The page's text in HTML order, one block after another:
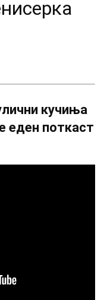
кучиња
еден поткаст